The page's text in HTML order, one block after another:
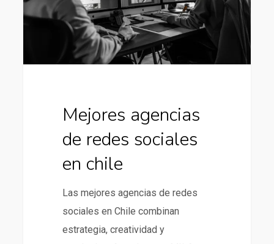
en
Mejores agencias
de redes sociales
en chile
Las mejores agencias de redes
sociales en Chile combinan
estrategia, creatividad y